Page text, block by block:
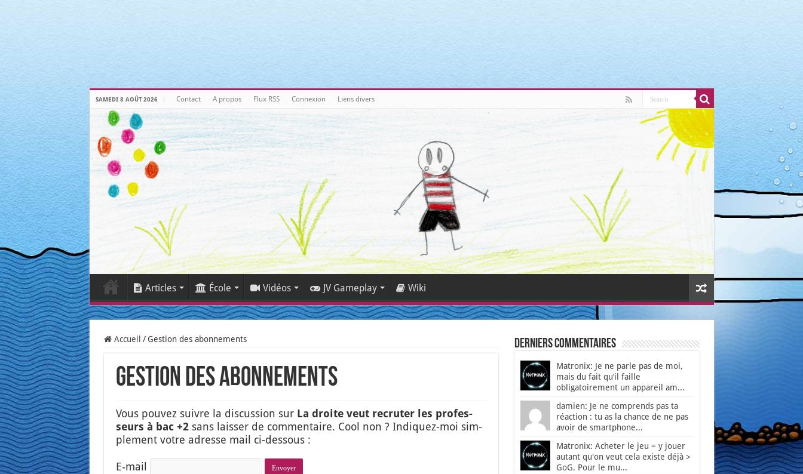
/home/clients/3a3c8cae3088c621098b274e6da68c7c/sites/matronix.fr/wp-includes/link-template.php
/home/clients/3a3c8cae3088c621098b274e6da68c7c/sites/matronix.fr/wp-includes/link-template.php
SAMEDI 8 AOÛT 2026 Contact A propos Flux RSS Connexion Liens divers
Articles École Vidéos JV Gameplay Wiki
Accueil / Gestion des abonnements
Gestion des abonnements
Vous pou­vez suivre la dis­cus­sion sur La droite veut recru­ter les pro­fes­
seurs à bac +2sans lais­ser de com­men­taire. Cool non ? Indi­quez-moi sim­
ple­ment votre adresse mail ci-des­sous :
E‑mail
Derniers Commentaires
Matronix: Je ne parle pas de moi,
mais du fait qu’il faille
obligatoirement un appareil am...
damien: Je ne comprends pas ta
réaction : tu as la chance de ne pas
avoir de smartphone...
Matronix: Acheter le jeu = y jouer
autant qu'on veut cela existe déjà >
GoG. Pour le mu...